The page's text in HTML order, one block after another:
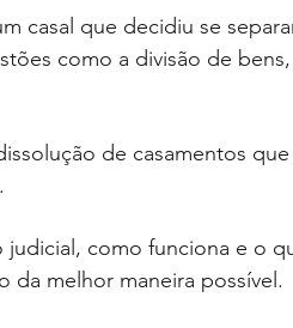
casal que decidiu se
como a divisão de
de casamentos
como funciona e o
da melhor maneira possível.